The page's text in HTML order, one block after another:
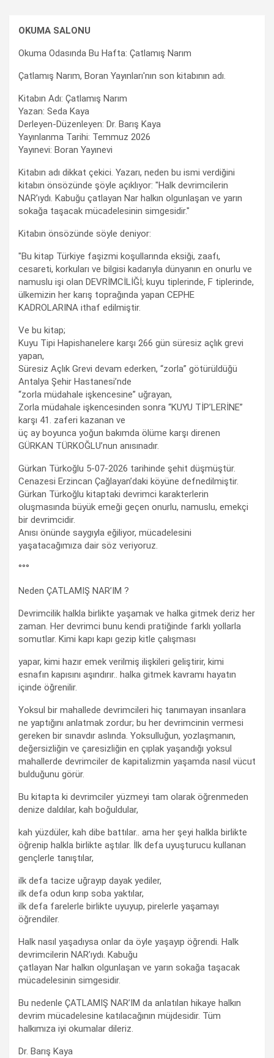
OKUMA SALONU
Okuma Odasında Bu Hafta: Çatlamış Narım
Çatlamış Narım, Boran Yayınları'nın son kitabının adı.
Kitabın Adı: Çatlamış Narım
Yazan: Seda Kaya
Derleyen-Düzenleyen: Dr. Barış Kaya
Yayınlanma Tarihi: Temmuz 2026
Yayınevi: Boran Yayınevi
Kitabın adı dikkat çekici. Yazarı, neden bu ismi verdiğini
kitabın önsözünde şöyle açıklıyor: "Halk devrimcilerin
NAR’ıydı. Kabuğu çatlayan Nar halkın olgunlaşan ve yarın
sokağa taşacak mücadelesinin simgesidir."
Kitabın önsözünde söyle deniyor:
"Bu kitap Türkiye faşizmi koşullarında eksiği, zaafı,
cesareti, korkuları ve bilgisi kadarıyla dünyanın en onurlu ve
namuslu işi olan DEVRİMCİLİĞİ; kuyu tiplerinde, F tiplerinde,
ülkemizin her karış toprağında yapan CEPHE
KADROLARINA ithaf edilmiştir.
Ve bu kitap;
Kuyu Tipi Hapishanelere karşı 266 gün süresiz açlık grevi
yapan,
Süresiz Açlık Grevi devam ederken, “zorla” götürüldüğü
Antalya Şehir Hastanesi’nde
“zorla müdahale işkencesine” uğrayan,
Zorla müdahale işkencesinden sonra “KUYU TİP’LERİNE”
karşı 41. zaferi kazanan ve
üç ay boyunca yoğun bakımda ölüme karşı direnen
GÜRKAN TÜRKOĞLU’nun anısınadır.
Gürkan Türkoğlu 5-07-2026 tarihinde şehit düşmüştür.
Cenazesi Erzincan Çağlayan’daki köyüne defnedilmiştir.
Gürkan Türkoğlu kitaptaki devrimci karakterlerin
oluşmasında büyük emeği geçen onurlu, namuslu, emekçi
bir devrimcidir.
Anısı önünde saygıyla eğiliyor, mücadelesini
yaşatacağımıza dair söz veriyoruz.
°°°
Neden ÇATLAMIŞ NAR’IM ?
Devrimcilik halkla birlikte yaşamak ve halka gitmek deriz her
zaman. Her devrimci bunu kendi pratiğinde farklı yollarla
somutlar. Kimi kapı kapı gezip kitle çalışması
yapar, kimi hazır emek verilmiş ilişkileri geliştirir, kimi
esnafın kapısını aşındırır.. halka gitmek kavramı hayatın
içinde öğrenilir.
Yoksul bir mahallede devrimcileri hiç tanımayan insanlara
ne yaptığını anlatmak zordur; bu her devrimcinin vermesi
gereken bir sınavdır aslında. Yoksulluğun, yozlaşmanın,
değersizliğin ve çaresizliğin en çıplak yaşandığı yoksul
mahallerde devrimciler de kapitalizmin yaşamda nasıl vücut
bulduğunu görür.
Bu kitapta ki devrimciler yüzmeyi tam olarak öğrenmeden
denize daldılar, kah boğuldular,
kah yüzdüler, kah dibe battılar.. ama her şeyi halkla birlikte
öğrenip halkla birlikte aştılar. İlk defa uyuşturucu kullanan
gençlerle tanıştılar,
ilk defa tacize uğrayıp dayak yediler,
ilk defa odun kırıp soba yaktılar,
ilk defa farelerle birlikte uyuyup, pirelerle yaşamayı
öğrendiler.
Halk nasıl yaşadıysa onlar da öyle yaşayıp öğrendi. Halk
devrimcilerin NAR’ıydı. Kabuğu
çatlayan Nar halkın olgunlaşan ve yarın sokağa taşacak
mücadelesinin simgesidir.
Bu nedenle ÇATLAMIŞ NAR’IM da anlatılan hikaye halkın
devrim mücadelesine katılacağının müjdesidir. Tüm
halkımıza iyi okumalar dileriz.
Dr. Barış Kaya